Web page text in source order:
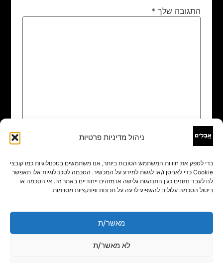
ניהול מדיניות פרטיות
כדי לספק את חוויות המשתמש הטובות ביותר, אנו משתמשים בטכנולוגיות כמו קובצי
Cookie כדי לאחסן ו/או לגשת למידע על המכשיר. הסכמה לטכנולוגיות אלו תאפשר
לנו לעבד נתונים כגון התנהגות גלישה או מזהים ייחודיים באתר זה. אי הסכמה או
ביטול הסכמה עלולים להשפיע לרעה על תכונות ופונקציות מסוימות.
מאשר/ת
לא מאשר/ת
התגובה שלך *
שם
אימייל*